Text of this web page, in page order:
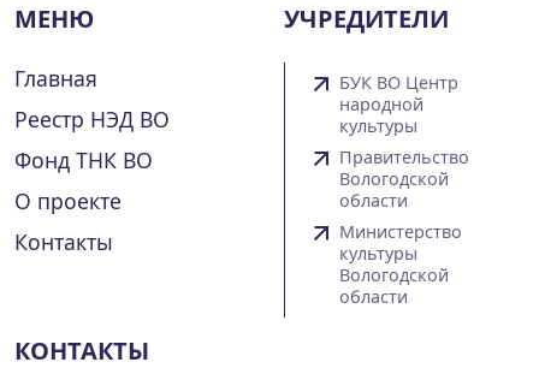
МЕНЮ
Главная
Реестр НЭД ВО
Фонд ТНК ВО
О проекте
Контакты
УЧРЕДИТЕЛИ
БУК ВО Центр
народной
культуры
Правительство
Вологодской
области
Министерство
культуры
Вологодской
области
КОНТАКТЫ